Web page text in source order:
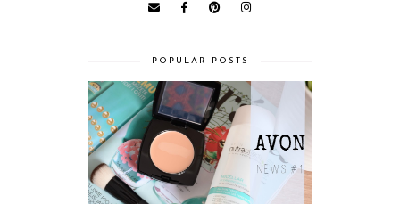
POPULAR POSTS